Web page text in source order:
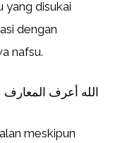
yang disukai
dengan
nafsu.
الله أعرف المعارف
meskipun